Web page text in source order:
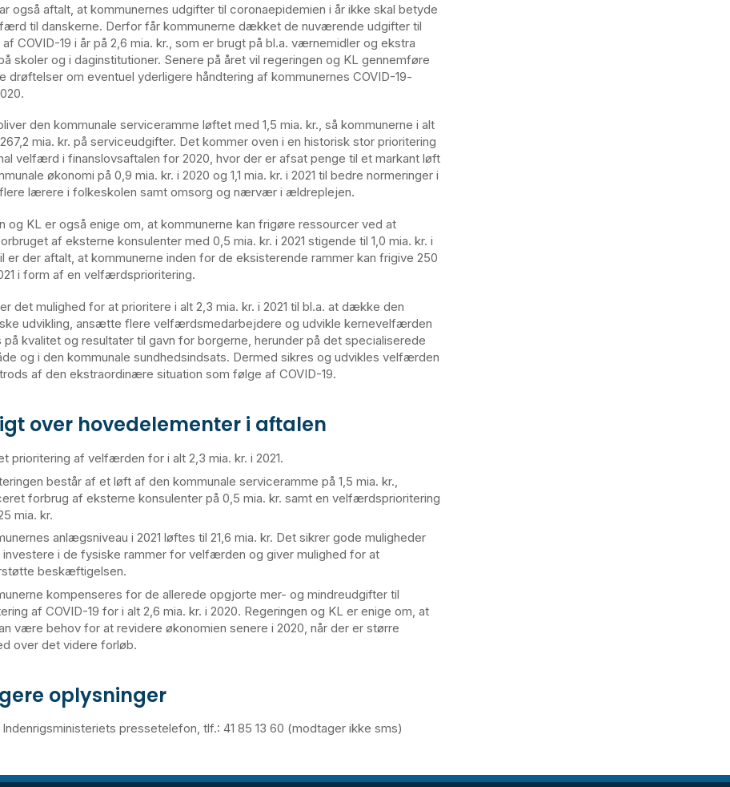
også aftalt, at kommunernes udgifter til coronaepidemien i år ikke skal betyde
til danskerne. Derfor får kommunerne dækket de nuværende udgifter til
COVID-19 i år på 2,6 mia. kr., som er brugt på bl.a. værnemidler og ekstra
skoler og i daginstitutioner. Senere på året vil regeringen og KL gennemføre
drøftelser om eventuel yderligere håndtering af kommunernes COVID-19-
den kommunale serviceramme løftet med 1,5 mia. kr., så kommunerne i alt
mia. kr. på serviceudgifter. Det kommer oven i en historisk stor prioritering
velfærd i finanslovsaftalen for 2020, hvor der er afsat penge til et markant løft
økonomi på 0,9 mia. kr. i 2020 og 1,1 mia. kr. i 2021 til bedre normeringer i
lærere i folkeskolen samt omsorg og nærvær i ældreplejen.
og KL er også enige om, at kommunerne kan frigøre ressourcer ved at
af eksterne konsulenter med 0,5 mia. kr. i 2021 stigende til 1,0 mia. kr. i
er der aftalt, at kommunerne inden for de eksisterende rammer kan frigive 250
i form af en velfærdsprioritering.
det mulighed for at prioritere i alt 2,3 mia. kr. i 2021 til bl.a. at dække den
udvikling, ansætte flere velfærdsmedarbejdere og udvikle kernevelfærden
kvalitet og resultater til gavn for borgerne, herunder på det specialiserede
og i den kommunale sundhedsindsats. Dermed sikres og udvikles velfærden
af den ekstraordinære situation som følge af COVID-19.
over hovedelementer i aftalen
prioritering af velfærden for i alt 2,3 mia. kr. i 2021.
består af et løft af den kommunale serviceramme på 1,5 mia. kr.,
forbrug af eksterne konsulenter på 0,5 mia. kr. samt en velfærdsprioritering
mia. kr.
anlægsniveau i 2021 løftes til 21,6 mia. kr. Det sikrer gode muligheder
i de fysiske rammer for velfærden og giver mulighed for at
beskæftigelsen.
kompenseres for de allerede opgjorte mer- og mindreudgifter til
af COVID-19 for i alt 2,6 mia. kr. i 2020. Regeringen og KL er enige om, at
være behov for at revidere økonomien senere i 2020, når der er større
over det videre forløb.
oplysninger
pressetelefon, tlf.: 41 85 13 60 (modtager ikke sms)